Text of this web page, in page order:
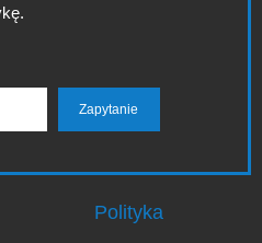
Polityka